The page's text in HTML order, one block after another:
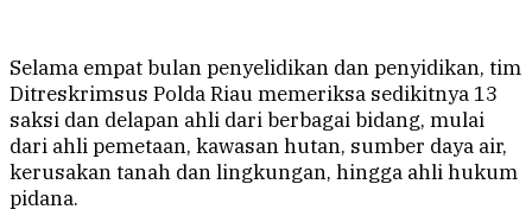
Selama empat bulan penyelidikan dan penyidikan, tim
Ditreskrimsus Polda Riau memeriksa sedikitnya 13
saksi dan delapan ahli dari berbagai bidang, mulai
dari ahli pemetaan, kawasan hutan, sumber daya air,
kerusakan tanah dan lingkungan, hingga ahli hukum
pidana.